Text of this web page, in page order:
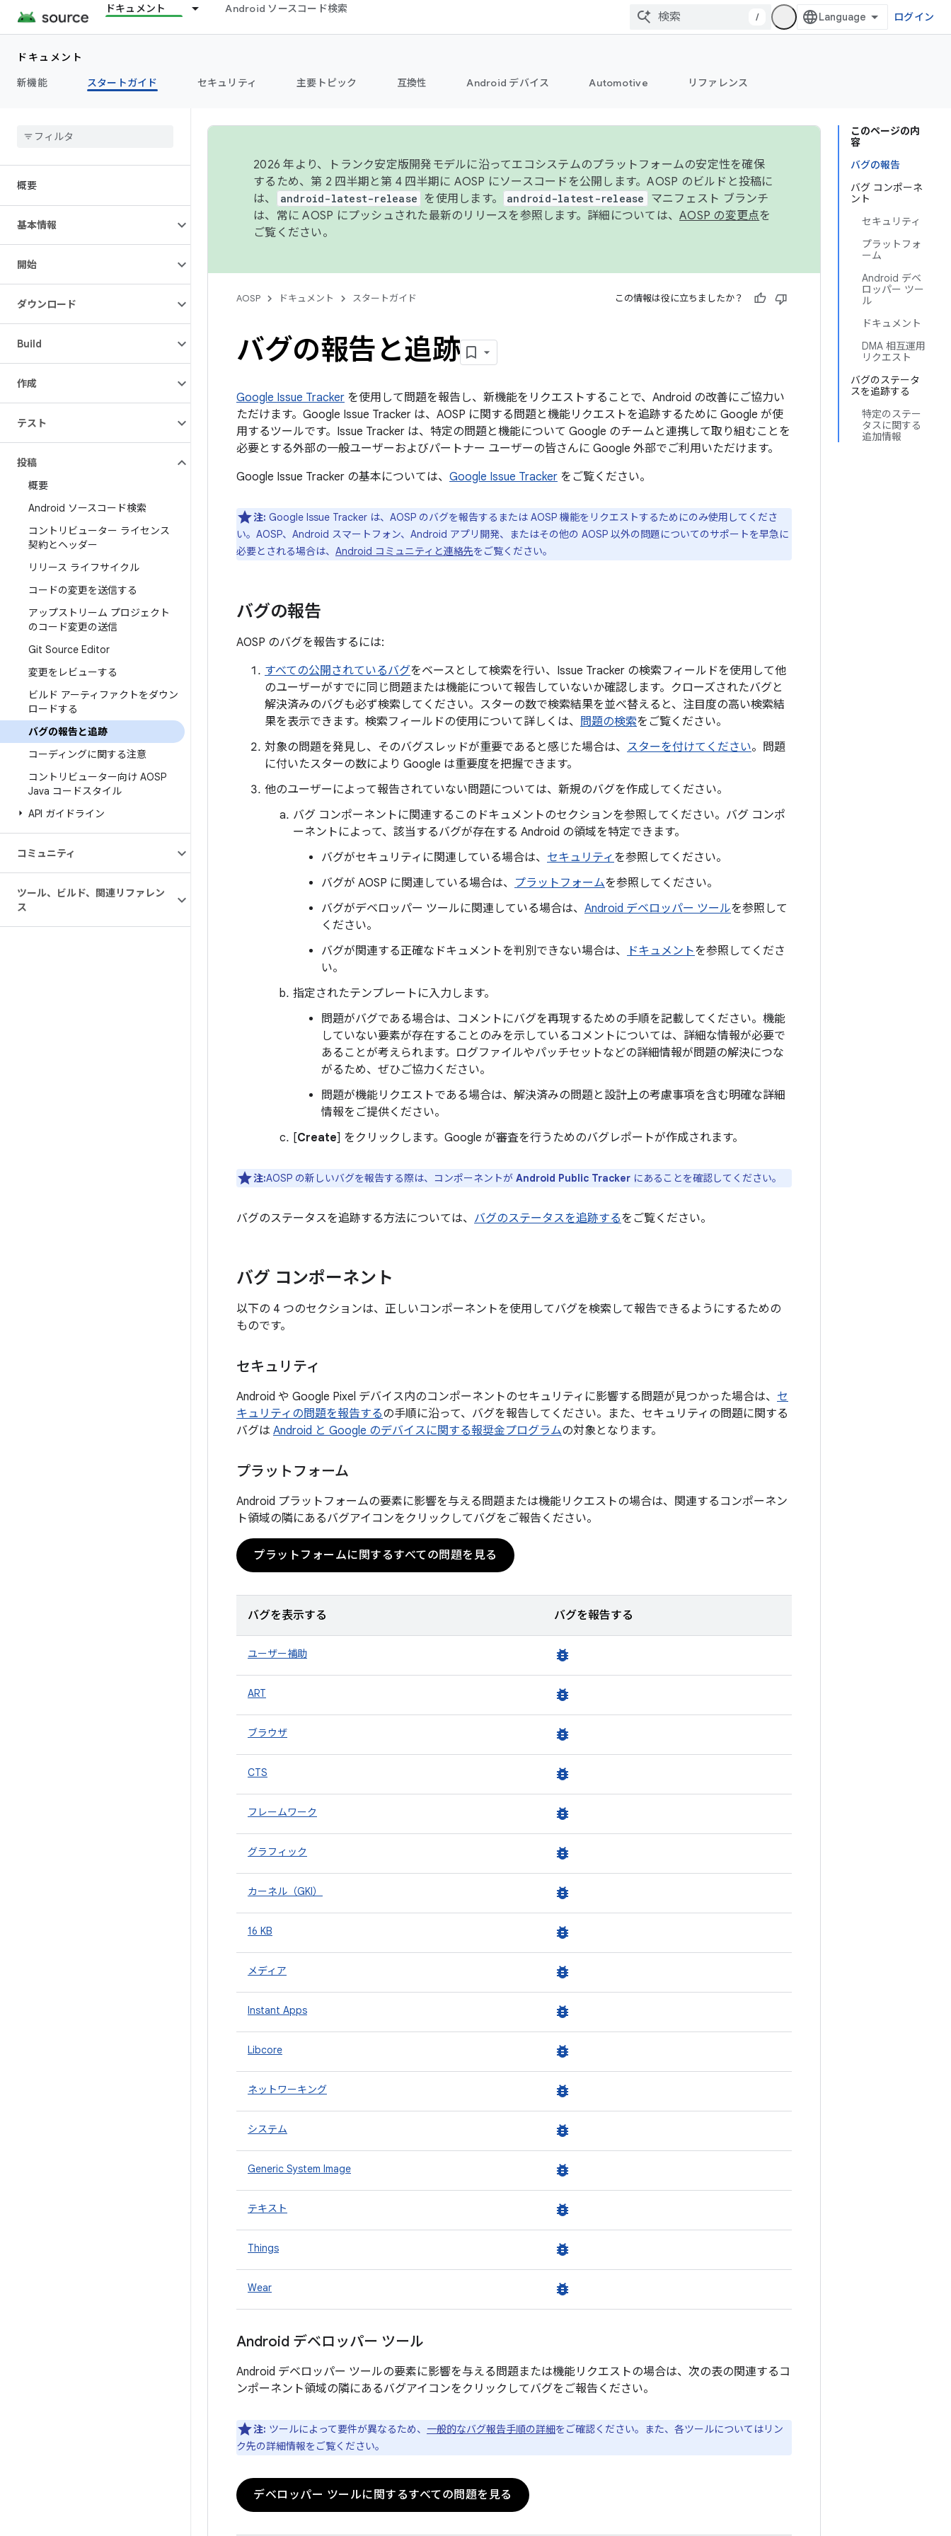
ドキュメント Android ソースコード検索
/ ログイン
ドキュメント
新機能
スタートガイド セキュリティ 主要トピック 互換性 Android デバイス Automotive リファレンス
概要
基本情報
開始
ダウンロード
Build
作成
テスト
投稿
概要
Android ソースコード検索
コントリビューター ライセンス
契約とヘッダー
リリース ライフサイクル
コードの変更を送信する
アップストリーム プロジェクト
のコード変更の送信
Git Source Editor
変更をレビューする
ビルド アーティファクトをダウン
ロードする
バグの報告と追跡
コーディングに関する注意
コントリビューター向け AOSP
Java コードスタイル
API ガイドライン
コミュニティ
ツール、ビルド、関連リファレン
ス
このページの内
容
バグの報告
バグ コンポーネ
ント
セキュリティ
プラットフォ
ーム
Android デベ
ロッパー ツー
ル
ドキュメント
DMA 相互運用
リクエスト
バグのステータ
スを追跡する
特定のステー
タスに関する
追加情報
2026 年より、トランク安定版開発モデルに沿ってエコシステムのプラットフォームの安定性を確保
するため、第 2 四半期と第 4 四半期に AOSP にソースコードを公開します。AOSP のビルドと投稿に
は、
android-latest-release を使用します。 android-latest-release
マニフェスト ブランチ
は、常に AOSP にプッシュされた最新のリリースを参照します。詳細については、 AOSP の変更点を
ご覧ください。
AOSP ドキュメント スタートガイド この情報は役に立ちましたか？
バグの報告と追跡
Google Issue Tracker を使用して問題を報告し、新機能をリクエストすることで、Android の改善にご協力い
ただけます。Google Issue Tracker は、AOSP に関する問題と機能リクエストを追跡するために Google が使
用するツールです。Issue Tracker は、特定の問題と機能について Google のチームと連携して取り組むことを
必要とする外部の一般ユーザーおよびパートナー ユーザーの皆さんに Google 外部でご利用いただけます。
Google Issue Tracker の基本については、 Google Issue Tracker をご覧ください。
注: Google Issue Tracker は、AOSP のバグを報告するまたは AOSP 機能をリクエストするためにのみ使用してくださ
い。AOSP、Android スマートフォン、Android アプリ開発、またはその他の AOSP 以外の問題についてのサポートを早急に
必要とされる場合は、 Android コミュニティと連絡先をご覧ください。
バグの報告
AOSP のバグを報告するには:
すべての公開されているバグをベースとして検索を行い、Issue Tracker の検索フィールドを使用して他
のユーザーがすでに同じ問題または機能について報告していないか確認します。クローズされたバグと
解決済みのバグも必ず検索してください。スターの数で検索結果を並べ替えると、注目度の高い検索結
果を表示できます。検索フィールドの使用について詳しくは、 問題の検索をご覧ください。
対象の問題を発見し、そのバグスレッドが重要であると感じた場合は、 スターを付けてください。問題
に付いたスターの数により Google は重要度を把握できます。
他のユーザーによって報告されていない問題については、新規のバグを作成してください。
バグ コンポーネントに関連するこのドキュメントのセクションを参照してください。バグ コンポ
ーネントによって、該当するバグが存在する Android の領域を特定できます。
バグがセキュリティに関連している場合は、 セキュリティ を参照してください。
バグが AOSP に関連している場合は、 プラットフォームを参照してください。
バグがデベロッパー ツールに関連している場合は、 Android デベロッパー ツールを参照して
ください。
バグが関連する正確なドキュメントを判別できない場合は、
ドキュメントを参照してくださ
い。
指定されたテンプレートに入力します。
問題がバグである場合は、コメントにバグを再現するための手順を記載してください。機能
していない要素が存在することのみを示しているコメントについては、詳細な情報が必要で
あることが考えられます。ログファイルやパッチセットなどの詳細情報が問題の解決につな
がるため、ぜひご協力ください。
問題が機能リクエストである場合は、解決済みの問題と設計上の考慮事項を含む明確な詳細
情報をご提供ください。
[Create] をクリックします。Google が審査を行うためのバグレポートが作成されます。
注:AOSP の新しいバグを報告する際は、コンポーネントが Android Public Tracker にあることを確認してください。
バグのステータスを追跡する方法については、 バグのステータスを追跡するをご覧ください。
バグ コンポーネント
以下の 4 つのセクションは、正しいコンポーネントを使用してバグを検索して報告できるようにするための
ものです。
セキュリティ
Android や Google Pixel デバイス内のコンポーネントのセキュリティに影響する問題が見つかった場合は、 セ
キュリティの問題を報告するの手順に沿って、バグを報告してください。また、セキュリティの問題に関する
バグは Android と Google のデバイスに関する報奨金プログラムの対象となります。
プラットフォーム
Android プラットフォームの要素に影響を与える問題または機能リクエストの場合は、関連するコンポーネン
ト領域の隣にあるバグアイコンをクリックしてバグをご報告ください。
プラットフォームに関するすべての問題を見る
バグを表示する バグを報告する
ユーザー補助 bug_report
ART bug_report
ブラウザ bug_report
CTS bug_report
フレームワーク bug_report
グラフィック bug_report
カーネル（GKI） bug_report
16 KB bug_report
メディア bug_report
Instant Apps bug_report
Libcore bug_report
ネットワーキング bug_report
システム bug_report
Generic System Image bug_report
テキスト bug_report
Things bug_report
Wear bug_report
Android デベロッパー ツール
Android デベロッパー ツールの要素に影響を与える問題または機能リクエストの場合は、次の表の関連するコ
ンポーネント領域の隣にあるバグアイコンをクリックしてバグをご報告ください。
注: ツールによって要件が異なるため、 一般的なバグ報告手順の詳細をご確認ください。また、各ツールについてはリン
ク先の詳細情報をご覧ください。
デベロッパー ツールに関するすべての問題を見る